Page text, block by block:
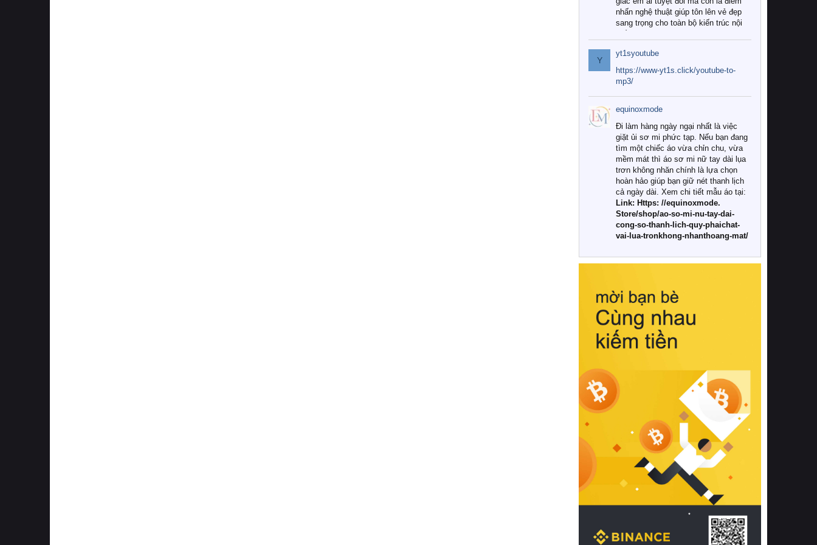
nhấn nghệ thuật giúp tôn lên vẻ đẹp
sang trọng cho toàn bộ kiến trúc nội
Tuy nhiên, giữa thị trường đa dạng
với vô vàn thương hiệu và mẫu mã
như hiện nay, làm thế nào để chọn
được những bộ chăn ga gối đệm cao
cấp thực sự chất lượng, phù hợp với
khí hậu và nhu cầu sử dụng của gia
đình? Hãy cùng chúng tôi đi tìm lời
giải đáp chi tiết qua bài viết dưới đây.
1. Tại sao các gia đình hiện đại lại ưa
chuộng chăn ga gối đệm cao cấp?
Khác với các dòng sản phẩm thông
thường, những bộ chăn ga gối đệm
cao cấp trải qua quy trình sản xuất
nghiêm ngặt từ khâu chọn lọc nguyên
liệu tự nhiên đến công nghệ dệt
nhuộm hiện đại không chứa hóa chất
này, bạn sẽ cảm nhận rõ rệt sự khác
hồi chuẩn xác của phần đệm nâng đỡ
cột sống.
Bên cạnh đó, việc lựa chọn các dòng
sản phẩm đạt chuẩn chất lượng quốc
tế còn giúp ngăn ngừa tình trạng kích
khuẩn và nấm mốc trong điều kiện
thời tiết nóng ẩm. Bạn có thể tìm hiểu
thêm các nghiên cứu khoa học về tác
động của giấc ngủ và môi trường
phòng ngủ đối với sức khỏe con
người tại Sleep Foundation (External
Link) để có cái nhìn toàn diện hơn.
2. Các tiêu chí vàng khi lựa chọn
chăn ga gối đệm cao cấp cho phòng
ngủ
Để sở hữu một bộ chăn ga gối đệm
cao cấp hoàn hảo cả về thẩm mỹ lẫn
công năng, người tiêu dùng cần cân
nhắc kỹ lưỡng các tiêu chí quan trọng
Y
yt1syoutube
https://www-yt1s.click/youtube-to-
mp3/
equinoxmode
Đi làm hàng ngày ngại nhất là việc
giặt ủi sơ mi phức tạp. Nếu bạn đang
tìm một chiếc áo vừa chỉn chu, vừa
mềm mát thì áo sơ mi nữ tay dài lụa
trơn không nhăn chính là lựa chọn
hoàn hảo giúp bạn giữ nét thanh lịch
cả ngày dài. Xem chi tiết mẫu áo tại:
Link: Https: //equinoxmode.
Store/shop/ao-so-mi-nu-tay-dai-
cong-so-thanh-lich-quy-phaichat-
vai-lua-tronkhong-nhanthoang-mat/